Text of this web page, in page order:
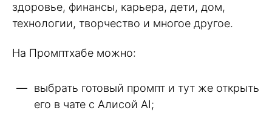
здоровье, финансы, карьера, дети, дом,
технологии, творчество и многое другое.
На Промптхабе можно:
выбрать готовый промпт и тут же открыть
его в чате с Алисой AI;